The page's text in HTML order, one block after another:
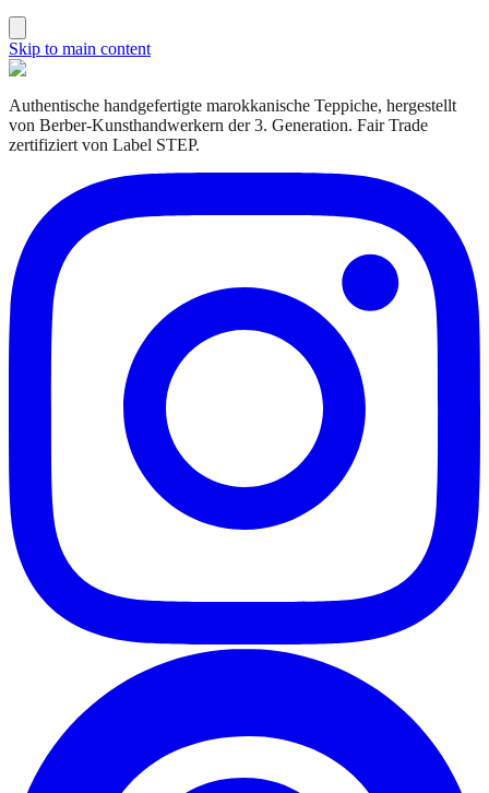
Skip to main content
Authentische handgefertigte marokkanische Teppiche, hergestellt
von Berber-Kunsthandwerkern der 3. Generation. Fair Trade
zertifiziert von Label STEP.